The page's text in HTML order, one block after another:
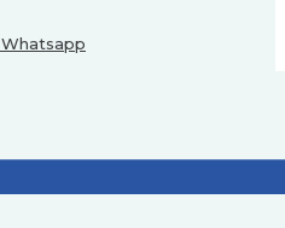
Whatsapp